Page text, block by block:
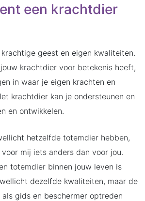
een krachtdier
geest en eigen kwaliteiten.
krachtdier voor betekenis heeft,
in waar je eigen krachten en
krachtdier kan je ondersteunen en
en ontwikkelen.
hetzelfde totemdier hebben,
mij iets anders dan voor jou.
totemdier binnen jouw leven is
dezelfde kwaliteiten, maar de
gids en beschermer optreden